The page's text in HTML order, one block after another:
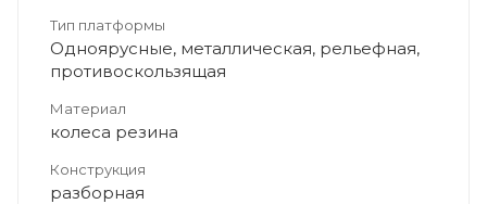
Тип платформы
Одноярусные, металлическая, рельефная,
противоскользящая
Материал
колеса резина
Конструкция
разборная